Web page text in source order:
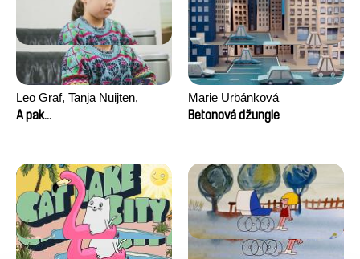
Leo Graf, Tanja Nuijten,
Raphael Stalder
A pak...
Marie Urbánková
Betonová džungle